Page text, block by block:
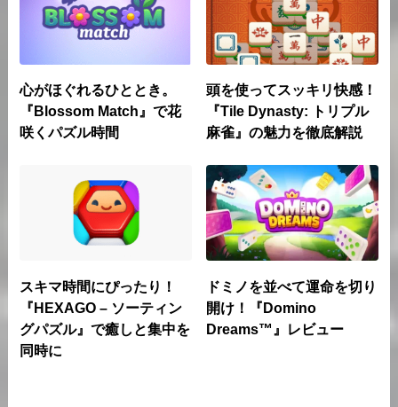
心がほぐれるひととき。
『Blossom Match』で花
咲くパズル時間
頭を使ってスッキリ快感！
『Tile Dynasty: トリプル
麻雀』の魅力を徹底解説
スキマ時間にぴったり！
『HEXAGO – ソーティン
グパズル』で癒しと集中を
同時に
ドミノを並べて運命を切り
開け！『Domino
Dreams™』レビュー